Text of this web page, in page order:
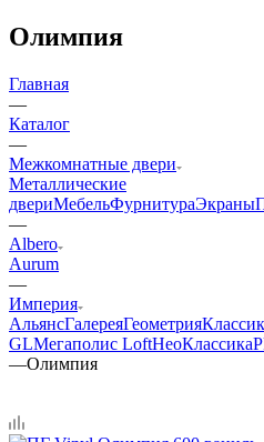
Олимпия
Главная
—
Каталог
—
Межкомнатные двери
Металлические
двериМебельФурнитураЭкраны
—
Albero
Aurum
—
Империя
АльянсГалереяГеометрия
GLМегаполис Loft
—Олимпия